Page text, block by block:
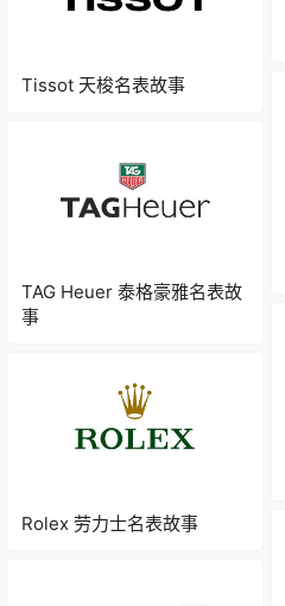
Tissot 天梭名表故事
TAG Heuer 泰格豪雅名表故
事
Rolex 劳力士名表故事